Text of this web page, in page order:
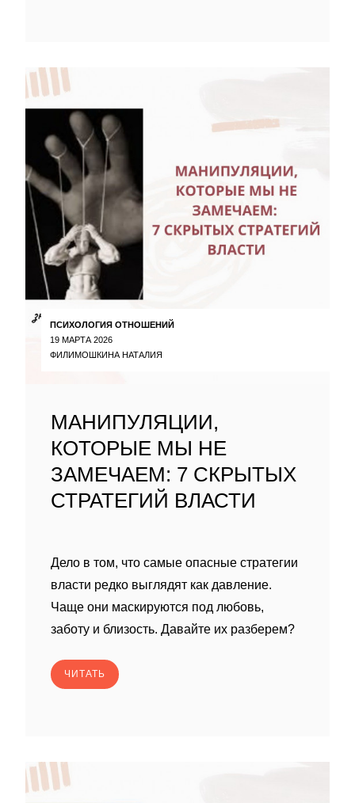
ПСИХОЛОГИЯ ОТНОШЕНИЙ
19 МАРТА 2026
ФИЛИМОШКИНА НАТАЛИЯ
МАНИПУЛЯЦИИ,
КОТОРЫЕ МЫ НЕ
ЗАМЕЧАЕМ: 7 СКРЫТЫХ
СТРАТЕГИЙ ВЛАСТИ
Дело в том, что самые опасные стратегии
власти редко выглядят как давление.
Чаще они маскируются под любовь,
заботу и близость. Давайте их разберем?
ЧИТАТЬ